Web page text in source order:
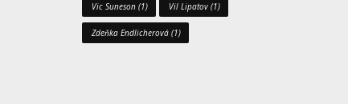
Vic Suneson (1) Vil Lipatov (1)
Zdeňka Endlicherová (1)